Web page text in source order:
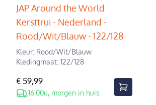
JAP Around the World
Kersttrui - Nederland -
Rood/Wit/Blauw - 122/128
Kleur: Rood/Wit/Blauw
Kledingmaat: 122/128
€ 59,99
16.00u, morgen in huis